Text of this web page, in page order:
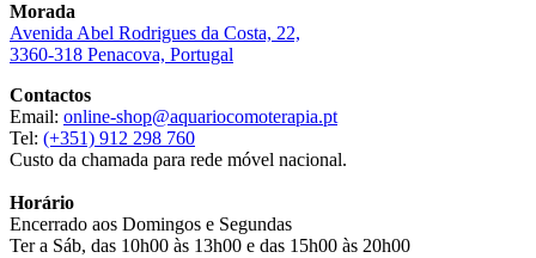
Morada
Avenida Abel Rodrigues da Costa, 22,
3360-318 Penacova, Portugal
Contactos
Email: online-shop@aquariocomoterapia.pt
Tel: (+351) 912 298 760
Custo da chamada para rede móvel nacional.
Horário
Encerrado aos Domingos e Segundas
Ter a Sáb, das 10h00 às 13h00 e das 15h00 às 20h00